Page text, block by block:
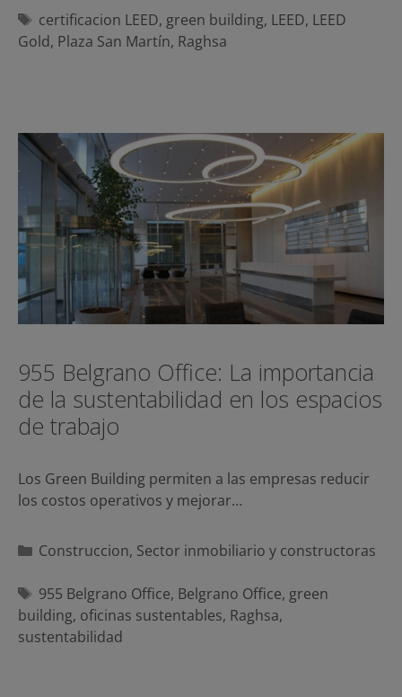
Etiquetas
certificacion LEED, green building, LEED, LEED
Gold, Plaza San Martín, Raghsa
955 Belgrano Office: La importancia
de la sustentabilidad en los espacios
de trabajo
Los Green Building permiten a las empresas reducir
los costos operativos y mejorar…
Categorías
Construccion, Sector inmobiliario y constructoras
Etiquetas
955 Belgrano Office, Belgrano Office, green
building, oficinas sustentables, Raghsa,
sustentabilidad